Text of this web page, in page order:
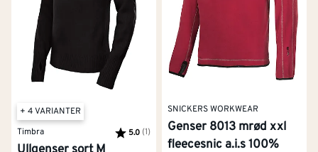
+ 4 VARIANTER
Timbra
Karakter:
5.0 (1) av 5 mulige
SNICKERS WORKWEAR
Genser 8013 mrød xxl
fleecesnic a.i.s 100%